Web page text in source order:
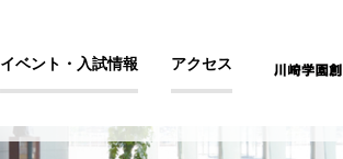
イベント・入試情報 アクセス